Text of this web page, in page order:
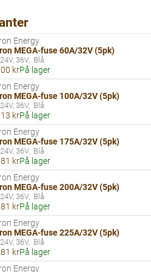
Energy
MEGA-fuse 60A/32V (5pk)
36V Blå
krPå lager
Energy
MEGA-fuse 100A/32V (5pk)
36V Blå
krPå lager
Energy
MEGA-fuse 175A/32V (5pk)
36V Blå
krPå lager
Energy
MEGA-fuse 200A/32V (5pk)
36V Blå
krPå lager
Energy
MEGA-fuse 225A/32V (5pk)
36V Blå
krPå lager
Energy